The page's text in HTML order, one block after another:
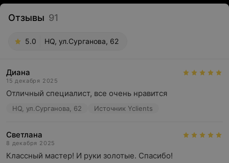
Отзывы 91
5.0 HQ, ул.Сурганова, 62
Диана
15 декабря 2025
Отличный специалист, все очень нравится
HQ, ул.Сурганова, 62 Источник Yclients
Светлана
8 декабря 2025
Классный мастер! И руки золотые. Спасибо!